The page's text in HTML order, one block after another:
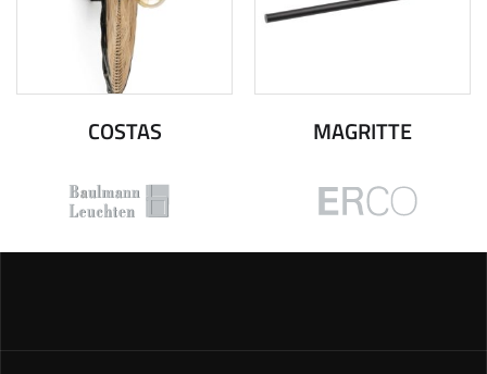
COSTAS MAGRITTE